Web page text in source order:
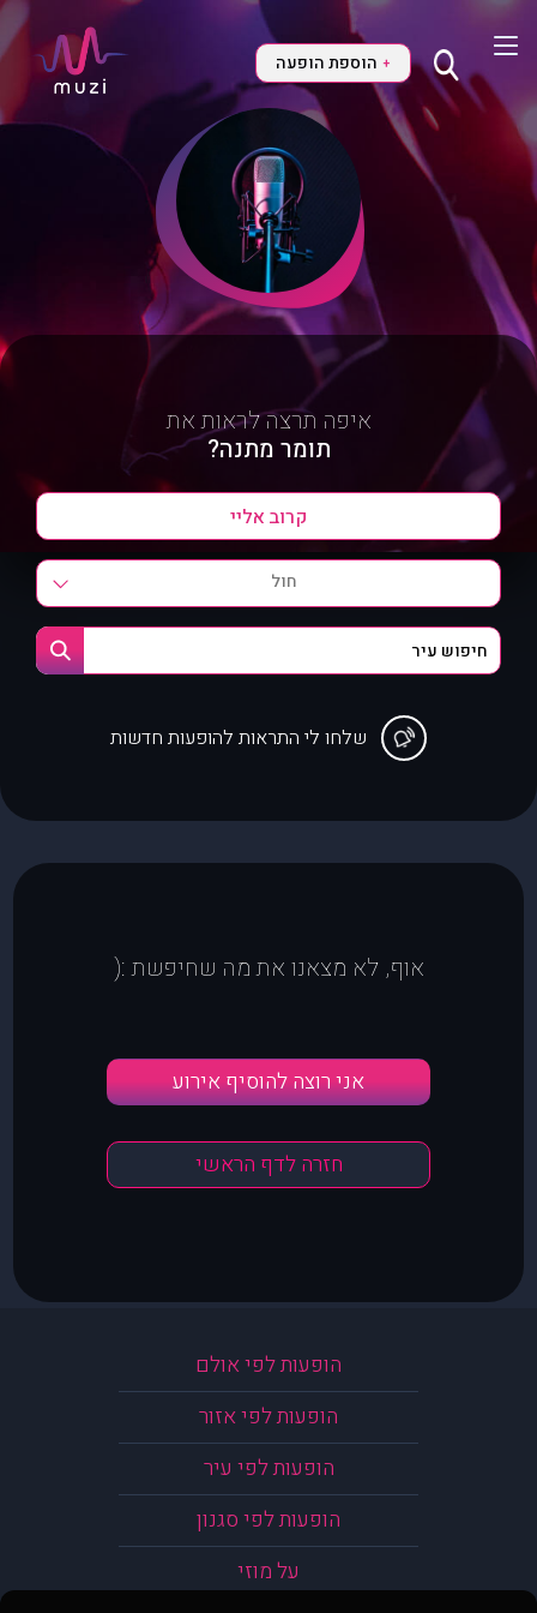
+ הוספת הופעה
איפה תרצה לראות את
תומר מתנה?
חול
שלחו לי התראות להופעות חדשות
אוף, לא מצאנו את מה שחיפשת :(
אני רוצה להוסיף אירוע
חזרה לדף הראשי
הופעות לפי אולם
הופעות לפי אזור
הופעות לפי עיר
הופעות לפי סגנון
על מוזי